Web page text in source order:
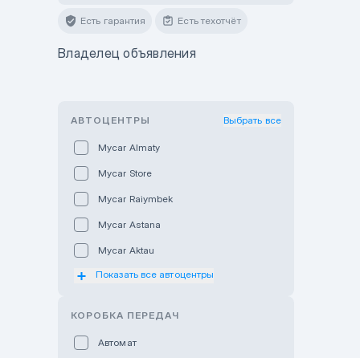
Есть гарантия Есть техотчёт
Владелец объявления
АВТОЦЕНТРЫ Выбрать все
Mycar Almaty
Mycar Store
Mycar Raiymbek
Mycar Astana
Mycar Aktau
Mycar Uralsk
Показать все автоцентры
КОРОБКА ПЕРЕДАЧ
Автомат